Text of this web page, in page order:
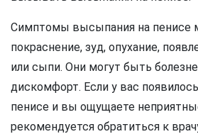
Симптомы высыпания на пенисе
покраснение, зуд, опухание,
или сыпи. Они могут быть
дискомфорт. Если у вас
пенисе и вы ощущаете
рекомендуется обратиться к